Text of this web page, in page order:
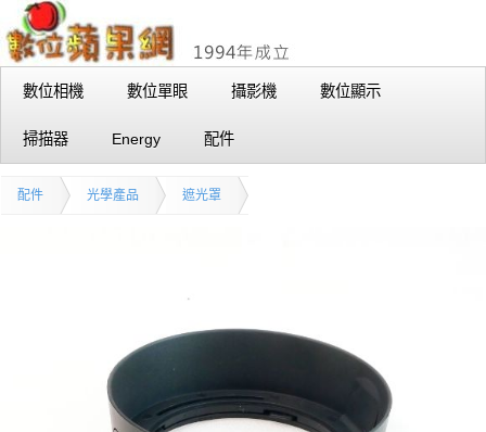
數位相機 數位單眼 攝影機 數位顯示
掃描器 Energy 配件
配件 光學產品 遮光罩